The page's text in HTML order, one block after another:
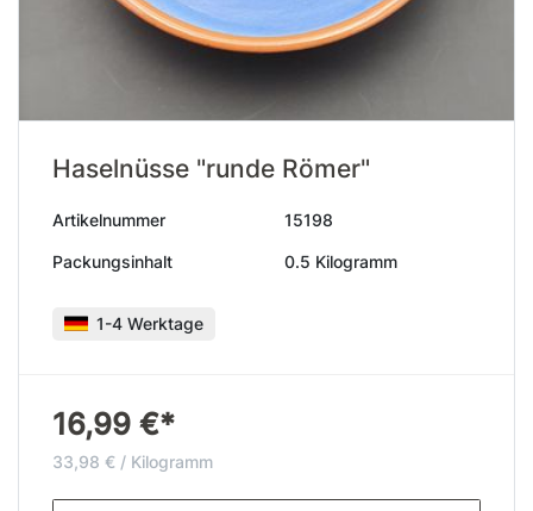
Haselnüsse "runde Römer"
Artikelnummer 15198
Packungsinhalt 0.5 Kilogramm
1-4 Werktage
16,99 €*
33,98 € / Kilogramm